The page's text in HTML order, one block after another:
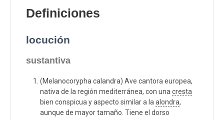
Definiciones
locución
sustantiva
(Melanocorypha calandra) Ave cantora europea,
nativa de la región mediterránea, con una cresta
bien conspicua y aspecto similar a la alondra,
aunque de mayor tamaño. Tiene el dorso